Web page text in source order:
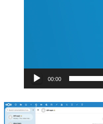
00:00